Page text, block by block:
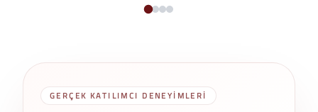
GERÇEK KATILIMCI DENEYIMLERI